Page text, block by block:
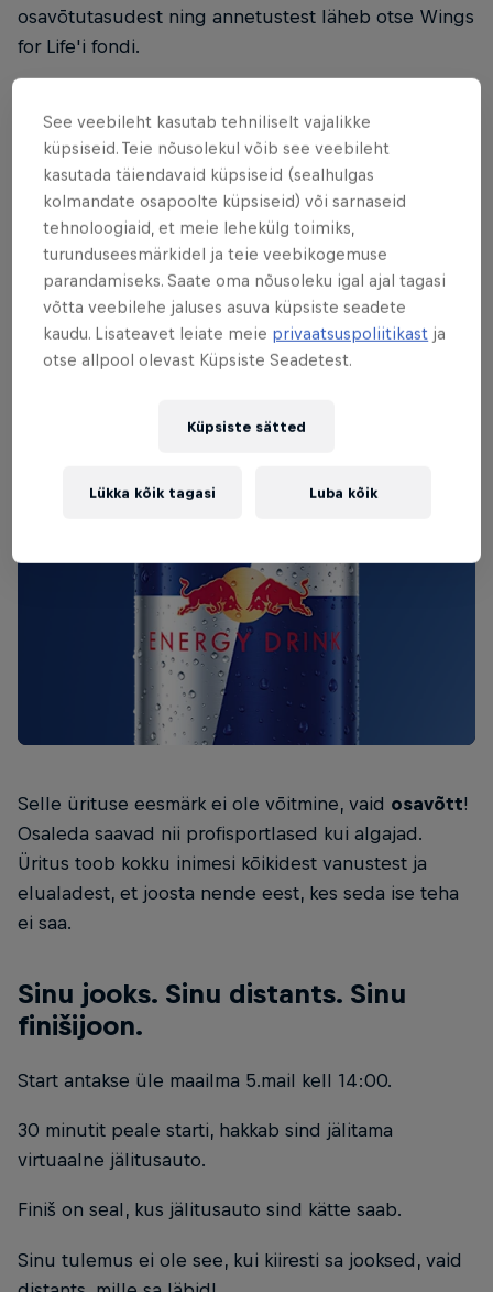
osavõtutasudest ning annetustest läheb otse Wings
for Life'i fondi.
ORIGINAAL RED BULL
Red Bull Energy Drink
Lisateave
Selle ürituse eesmärk ei ole võitmine, vaid osavõtt!
Osaleda saavad nii profisportlased kui algajad.
Üritus toob kokku inimesi kõikidest vanustest ja
elualadest, et joosta nende eest, kes seda ise teha
ei saa.
Sinu jooks. Sinu distants. Sinu
finišijoon.
Start antakse üle maailma 5.mail kell 14:00.
30 minutit peale starti, hakkab sind jälitama
virtuaalne jälitusauto.
Finiš on seal, kus jälitusauto sind kätte saab.
Sinu tulemus ei ole see, kui kiiresti sa jooksed, vaid
See veebileht kasutab tehniliselt vajalikke
küpsiseid. Teie nõusolekul võib see veebileht
kasutada täiendavaid küpsiseid (sealhulgas
kolmandate osapoolte küpsiseid) või sarnaseid
tehnoloogiaid, et meie lehekülg toimiks,
turunduseesmärkidel ja teie veebikogemuse
parandamiseks. Saate oma nõusoleku igal ajal tagasi
võtta veebilehe jaluses asuva küpsiste seadete
kaudu. Lisateavet leiate meie privaatsuspoliitikast ja
otse allpool olevast Küpsiste Seadetest.
Küpsiste sätted
Lükka kõik tagasi Luba kõik